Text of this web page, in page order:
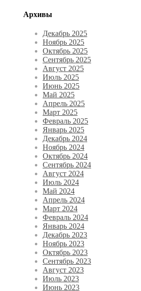
Архивы
Декабрь 2025
Ноябрь 2025
Октябрь 2025
Сентябрь 2025
Август 2025
Июль 2025
Июнь 2025
Май 2025
Апрель 2025
Март 2025
Февраль 2025
Январь 2025
Декабрь 2024
Ноябрь 2024
Октябрь 2024
Сентябрь 2024
Август 2024
Июль 2024
Май 2024
Апрель 2024
Март 2024
Февраль 2024
Январь 2024
Декабрь 2023
Ноябрь 2023
Октябрь 2023
Сентябрь 2023
Август 2023
Июль 2023
Июнь 2023